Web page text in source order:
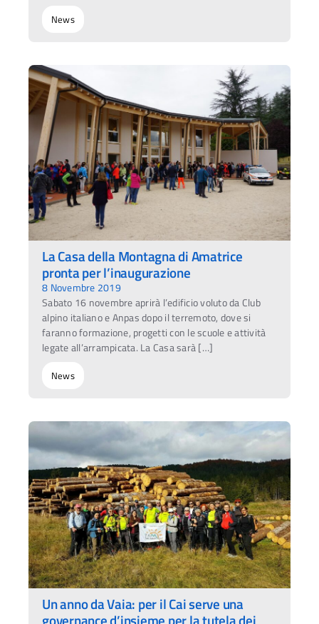
News
La Casa della Montagna di Amatrice
pronta per l’inaugurazione
8 Novembre 2019
Sabato 16 novembre aprirà l’edificio voluto da Club
alpino italiano e Anpas dopo il terremoto, dove si
faranno formazione, progetti con le scuole e attività
legate all’arrampicata. La Casa sarà […]
News
Un anno da Vaia: per il Cai serve una